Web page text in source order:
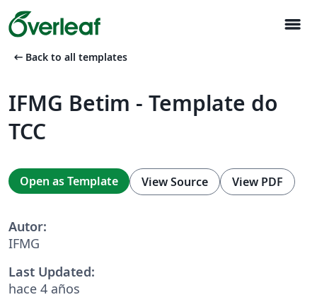
menu
arrow_left_alt Back to all templates
IFMG Betim - Template do
TCC
Open as Template View Source View PDF
Autor:
IFMG
Last Updated:
hace 4 años